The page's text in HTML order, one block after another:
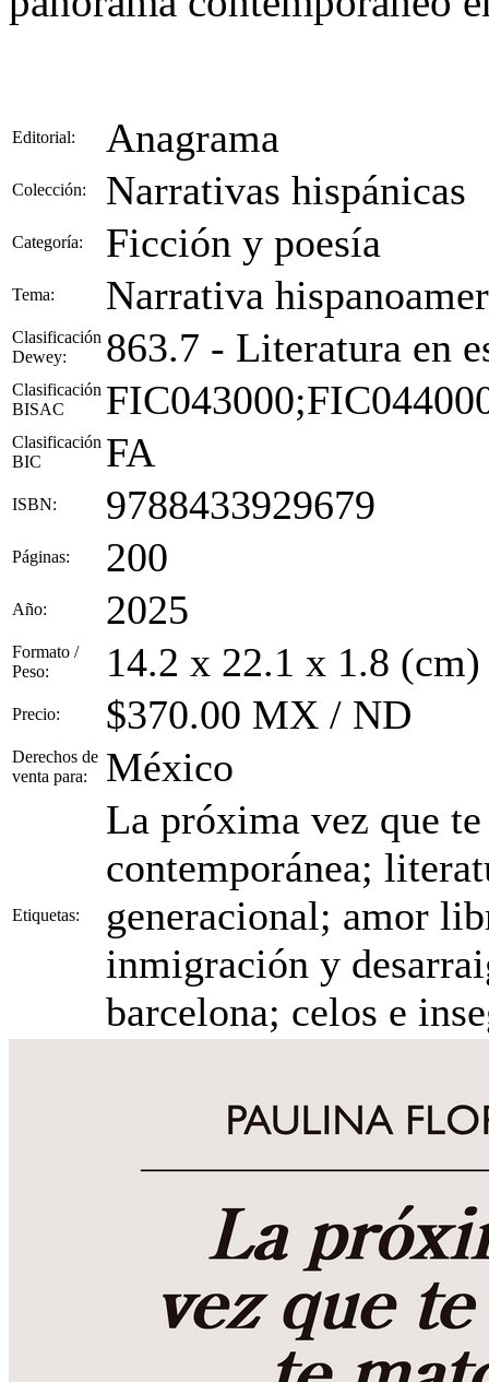
Editorial: Anagrama
Colección: Narrativas hispánicas
Categoría: Ficción y poesía
Tema: Narrativa
Clasificación
Dewey:
863.7 - Literatura en
Clasificación
BISAC
Clasificación
BIC
FA
ISBN: 9788433929679
Páginas: 200
Año: 2025
Formato /
Peso:
14.2 x 22.1 x 1.8
Precio: $370.00 MX / ND
Derechos de
venta para:
México
Etiquetas:
La próxima vez que
contemporánea;
generacional; amor
inmigración y
barcelona; celos e